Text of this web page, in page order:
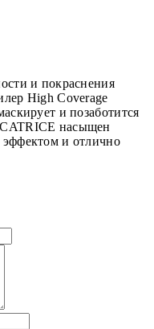
и покраснения
High Coverage
и позаботится
насыщен
эффектом и отлично